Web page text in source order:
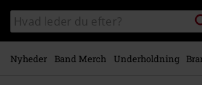
Gå til
hovedindhold
Søg
sortiment
Nyheder Band Merch Underholdning